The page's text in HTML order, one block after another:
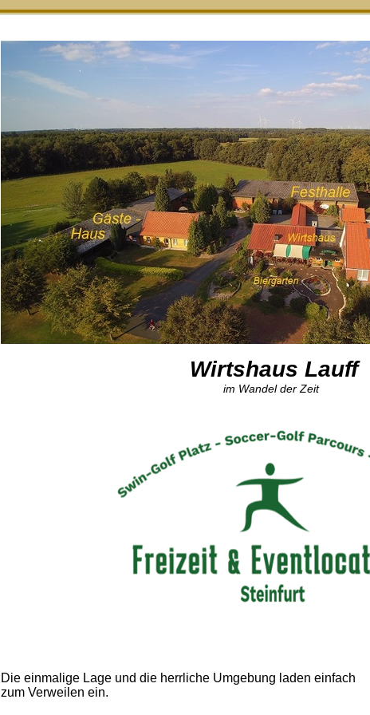
Wirtshaus Lauff
im Wandel der Zeit
Die einmalige Lage und die herrliche Umgebung laden einfach
zum Verweilen ein.